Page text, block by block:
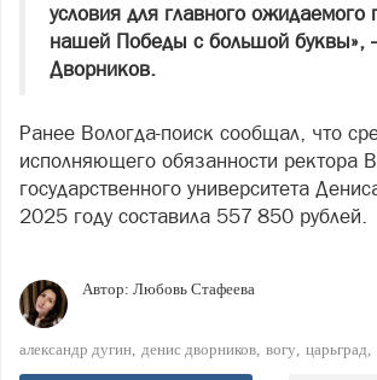
условия для главного
нашей Победы с большой буквы»,
Дворников.
Ранее Вологда-поиск сообщал, что
исполняющего обязанности ректора
государственного университета
2025 году составила 557 850 рублей.
Автор: Любовь Стафеева
александр дугин денис дворников вогу царьград